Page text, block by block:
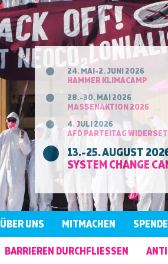
24. MAI-2. JUNI 2026
HAMMER KLIMACAMP
28.-30. MAI 2026
MASSENAKTION 2026
4. JULI 2026
AFD PARTEITAG
13.-25. AUGUST
SYSTEM CHANGE
BARRIEREN DURCHFLIESSEN
ÜBER UNS MITMACHEN